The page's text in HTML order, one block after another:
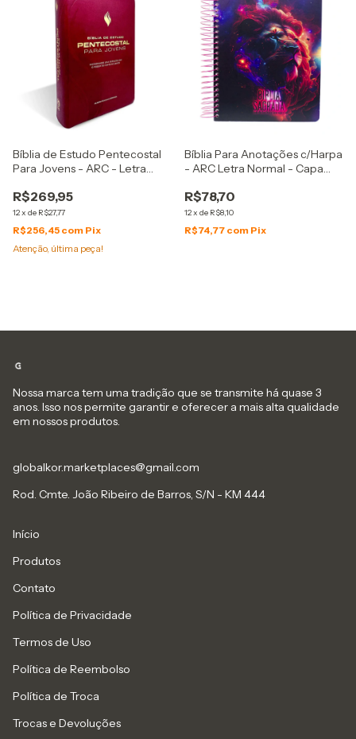
Bíblia de Estudo Pentecostal
Para Jovens - ARC - Letra
R$269,95
12x de R$27,77
R$256,45 com Pix
Atenção, última peça!
Bíblia Para Anotações c/Harpa
- ARC Letra Normal - Capa
R$78,70
12x de R$8,10
R$74,77 com Pix
Nossa marca tem uma tradição que se transmite há quase 3
anos. Isso nos permite garantir e oferecer a mais alta qualidade
em nossos produtos.
globalkor.marketplaces@gmail.com
Rod. Cmte. João Ribeiro de Barros, S/N - KM 444
Início
Produtos
Contato
Política de Privacidade
Termos de Uso
Política de Reembolso
Política de Troca
Trocas e Devoluções